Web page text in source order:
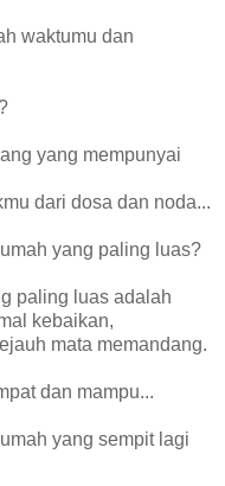
waktumu dan
yang mempunyai
dari dosa dan noda...
yang paling luas?
paling luas adalah
kebaikan,
mata memandang.
dan mampu...
yang sempit lagi